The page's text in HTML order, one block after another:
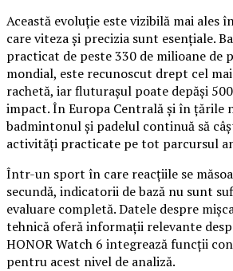
Această evoluție este vizibilă mai ales
care viteza și precizia sunt esențiale.
practicat de peste 330 de milioane de
mondial, este recunoscut drept cel
rachetă, iar fluturașul poate depăși
impact. În Europa Centrală și în țările
badmintonul și padelul continuă să
activități practicate pe tot parcursul
Într-un sport în care reacțiile se
secundă, indicatorii de bază nu sunt
evaluare completă. Datele despre
tehnică oferă informații relevante
HONOR Watch 6 integrează funcții
pentru acest nivel de analiză.